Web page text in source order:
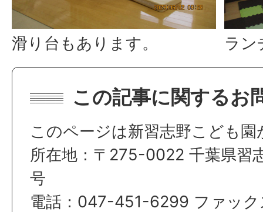
滑り台もあります。 ラン
この記事に関するお
このページは新習志野こども
所在地：〒275-0022 千葉県習
号
電話：047-451-6299 ファッ